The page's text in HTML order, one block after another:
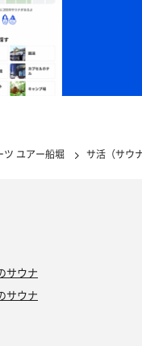
ツ ユアー船堀 サ活（サウ
サウナ
サウナ